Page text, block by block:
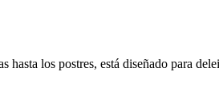
los postres, está diseñado para